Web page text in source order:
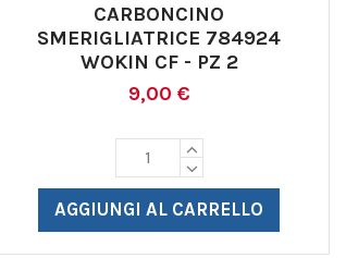
CARBONCINO
SMERIGLIATRICE 784924
WOKIN CF - PZ 2
9,00 €
AGGIUNGI AL CARRELLO